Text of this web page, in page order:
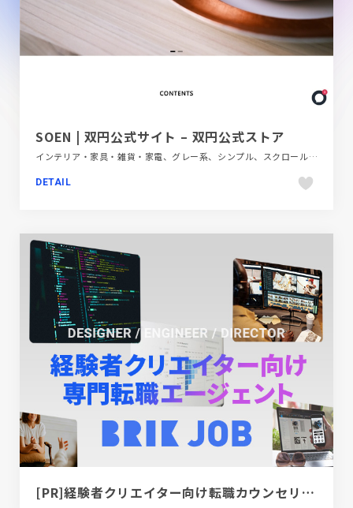
SOEN | 双円公式サイト – 双円公式ストア
インテリア・家具・雑貨・家電、グレー系、シンプル、スクロールエフェクト、ナチュラル、フラットデザイン、ブランド・サービスサイト、ホワイト系、大きめ写真
DETAIL
[PR]経験者クリエイター向け転職カウンセリング｜デザイナー / ディレクター / エンジニア